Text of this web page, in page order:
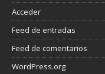
Acceder
Feed de entradas
Feed de comentarios
WordPress.org